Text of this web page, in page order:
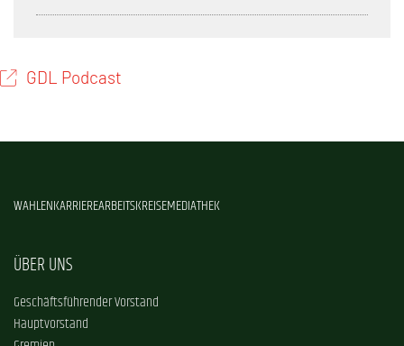
GDL Podcast
WAHLENKARRIEREARBEITSKREISEMEDIATHEK
ÜBER UNS
Geschäftsführender Vorstand
Hauptvorstand